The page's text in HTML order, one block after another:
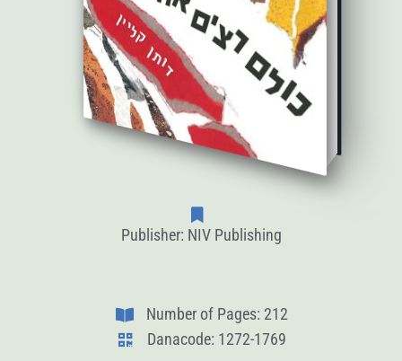
Publisher: NIV Publishing
Number of Pages: 212
Danacode: 1272-1769